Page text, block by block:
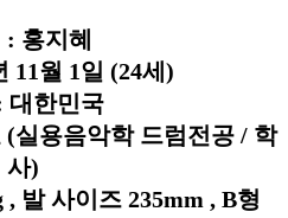
홍지혜
11월 1일 (24세)
대한민국
실용음악학 드럼전공 / 학
사)
, 발 사이즈 235mm , B형